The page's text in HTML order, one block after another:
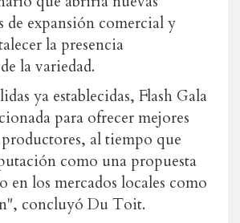
de expansión comercial y
la presencia
la variedad.
ya establecidas, Flash Gala
para ofrecer mejores
al tiempo que
como una propuesta
en los mercados locales como
concluyó Du Toit.